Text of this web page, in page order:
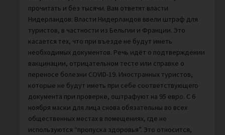
прочитать и без тысячи. Вам ответят власти
Нидерландов: Власти Нидерландов ввели штраф для
туристов, в частности из Бельгии и Франции. Это
касается тех, что при въезде не будут иметь
необходимых документов. Речь идёт о подтверждении
вакцинации, отрицательном тесте или справке о
переносе болезни COVID-19. Иностранных туристов,
которые не будут иметь при себе соответствующего
документа при проверке, оштрафуют на 95 евро. С 6
ноября маски для лица снова обязательны во всех
общественных местах в помещениях, где не
используются “пропуска здоровья”. Это относится,